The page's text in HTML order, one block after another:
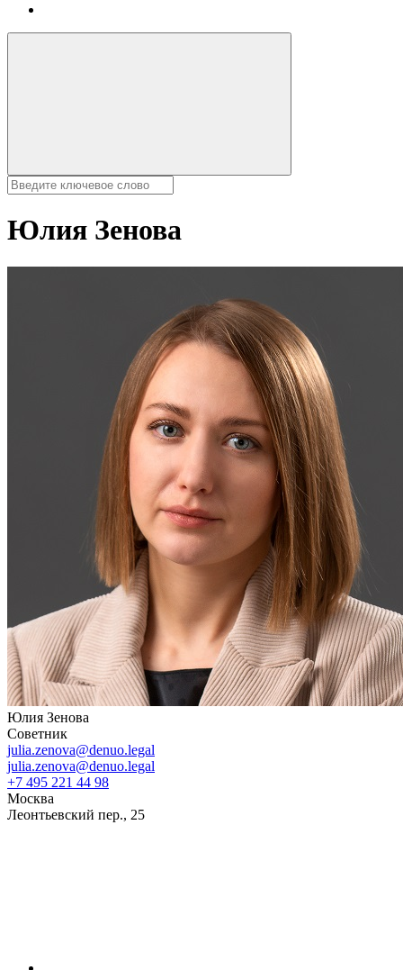
Юлия Зенова
Юлия Зенова
Советник
julia.zenova@denuo.legal
julia.zenova@denuo.legal
+7 495 221 44 98
Москва
Леонтьевский пер., 25